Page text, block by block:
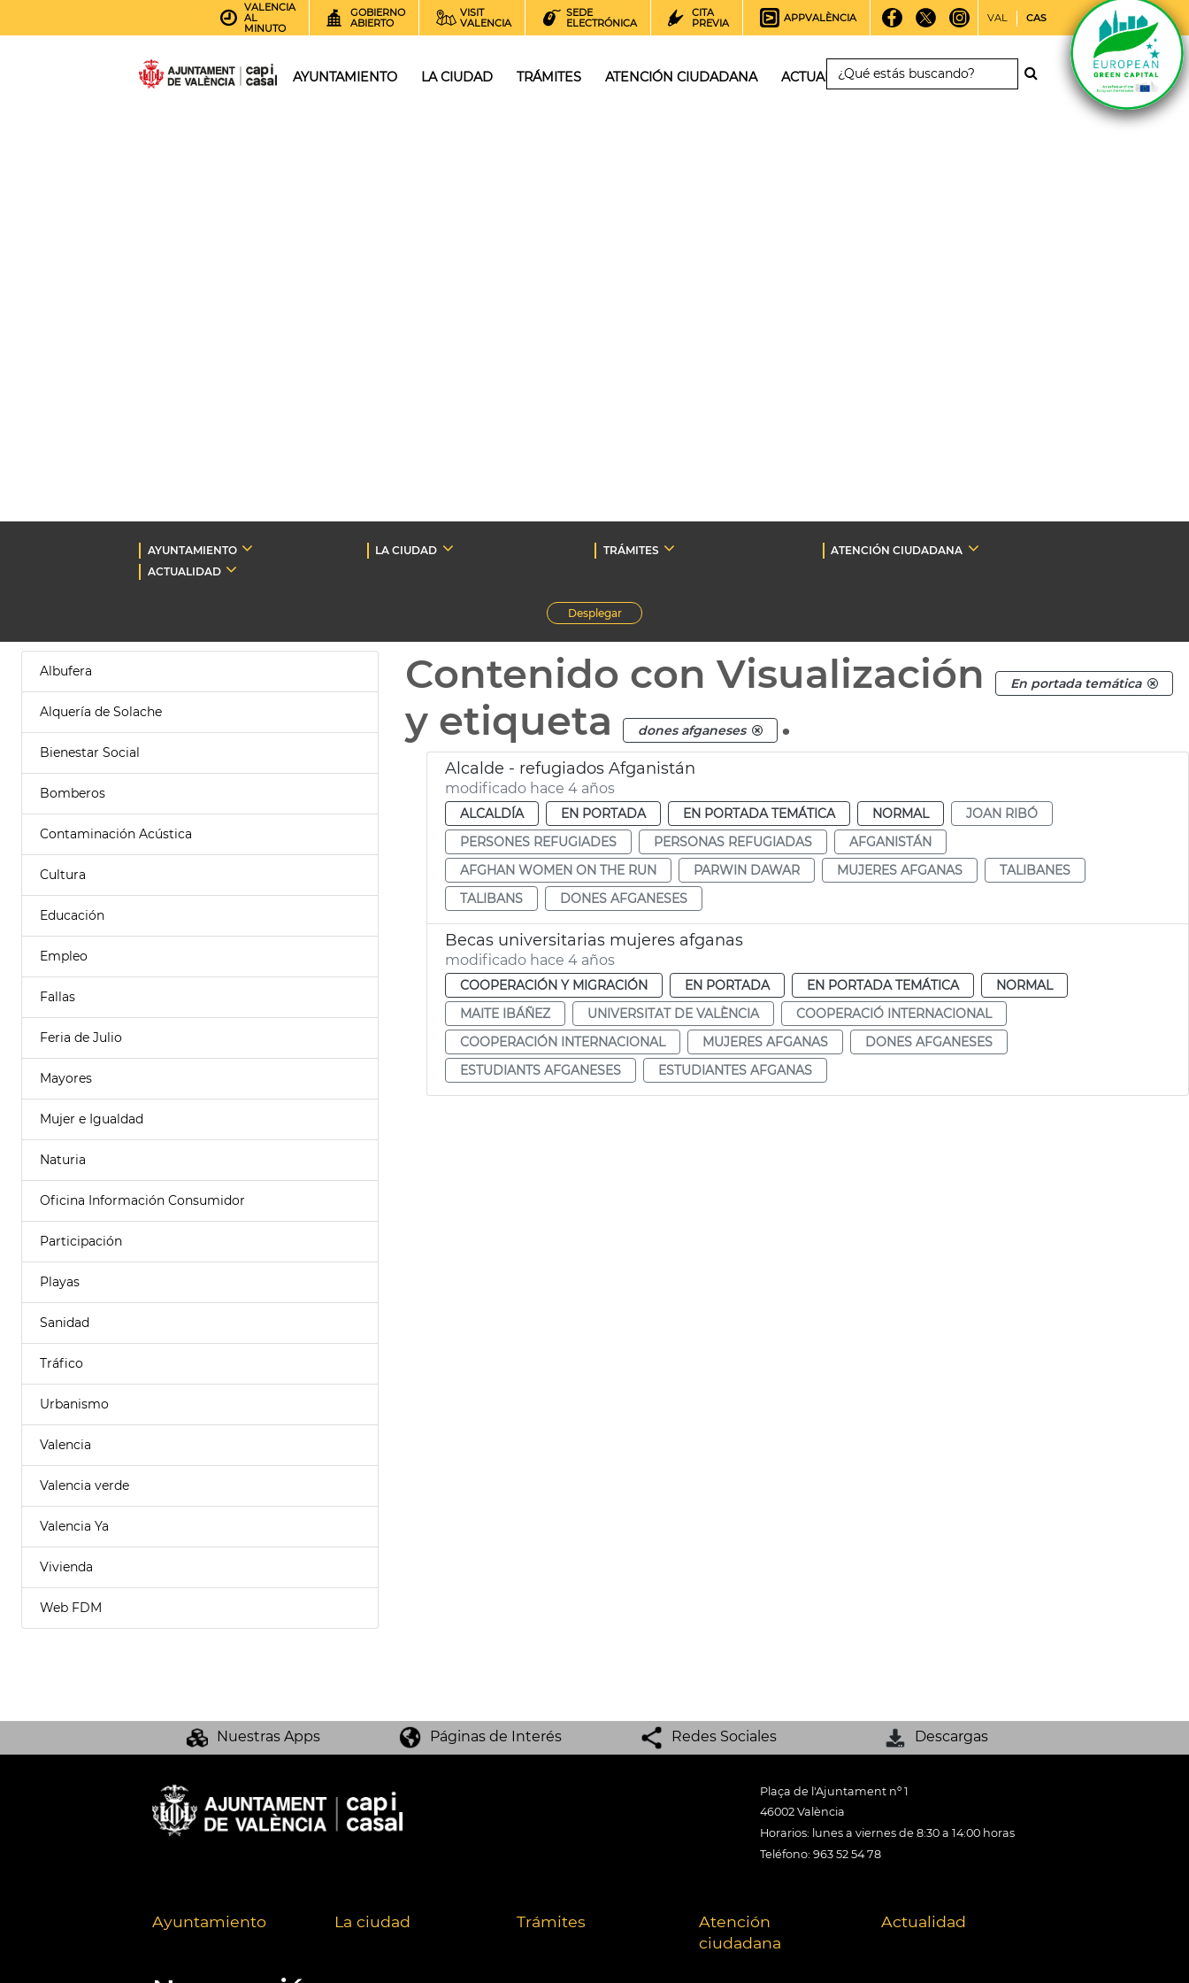
VALENCIA
AL
MINUTO
GOBIERNO
ABIERTO
VISIT
VALENCIA
SEDE
ELECTRÓNICA
CITA
PREVIA
APPVALÈNCIA VAL CAS
AYUNTAMIENTO LA CIUDAD TRÁMITES ATENCIÓN CIUDADANA ACTUALIDAD
AYUNTAMIENTO LA CIUDAD TRÁMITES
ATENCIÓN CIUDADANA
ACTUALIDAD
Desplegar
Albufera
Alquería de Solache
Bienestar Social
Bomberos
Contaminación Acústica
Cultura
Educación
Empleo
Fallas
Feria de Julio
Mayores
Mujer e Igualdad
Naturia
Oficina Información Consumidor
Participación
Playas
Sanidad
Tráfico
Urbanismo
Valencia
Valencia verde
Valencia Ya
Vivienda
Web FDM
Contenido con Visualización En portada temática
y etiqueta dones afganeses .
Alcalde - refugiados Afganistán
modificado hace 4 años
ALCALDÍA EN PORTADA EN PORTADA TEMÁTICA NORMAL
JOAN RIBÓ
PERSONES REFUGIADES
PERSONAS REFUGIADAS
AFGANISTÁN
AFGHAN WOMEN ON THE RUN
PARWIN DAWAR MUJERES AFGANAS
TALIBANES
TALIBANS
DONES AFGANESES
Becas universitarias mujeres afganas
modificado hace 4 años
COOPERACIÓN Y MIGRACIÓN EN PORTADA EN PORTADA TEMÁTICA
NORMAL
MAITE IBÁÑEZ
UNIVERSITAT DE VALÈNCIA
COOPERACIÓ INTERNACIONAL
COOPERACIÓN INTERNACIONAL
MUJERES AFGANAS
DONES AFGANESES
ESTUDIANTS AFGANESES
ESTUDIANTES AFGANAS
Nuestras Apps Páginas de Interés Redes Sociales Descargas
Plaça de l'Ajuntament nº 1
46002 València
Horarios: lunes a viernes de 8:30 a 14:00 horas
Teléfono: 963 52 54 78
Ayuntamiento La ciudad Trámites
Atención
ciudadana
Actualidad